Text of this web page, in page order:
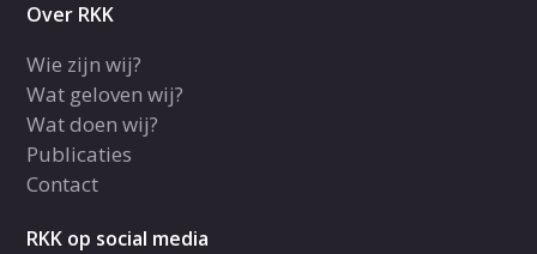
Over RKK
Wie zijn wij?
Wat geloven wij?
Wat doen wij?
Publicaties
Contact
RKK op social media